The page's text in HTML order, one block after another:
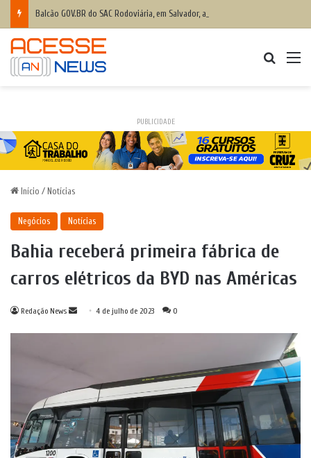
PUBLICIDADE
Início / Notícias
Negócios Notícias
Bahia receberá primeira fábrica de
carros elétricos da BYD nas Américas
Redação News
Mande4 de julho de 2023 0